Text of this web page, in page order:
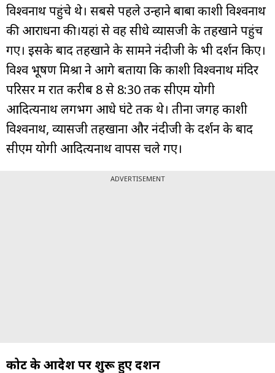
विश्वनाथ पहुंचे थे। सबसे पहले उन्होंने बाबा काशी विश्वनाथ
की आराधना की।यहां से वह सीधे व्यासजी के तहखाने पहुंच
गए। इसके बाद तहखाने के सामने नंदीजी के भी दर्शन किए।
विश्व भूषण मिश्रा ने आगे बताया कि काशी विश्वनाथ मंदिर
परिसर में रात करीब 8 से 8:30 तक सीएम योगी
आदित्यनाथ लगभग आधे घंटे तक थे। तीनों जगह काशी
विश्वनाथ, व्यासजी तहखाना और नंदीजी के दर्शन के बाद
सीएम योगी आदित्यनाथ वापस चले गए।
ADVERTISEMENT
कोर्ट के आदेश पर शुरू हुए दर्शन